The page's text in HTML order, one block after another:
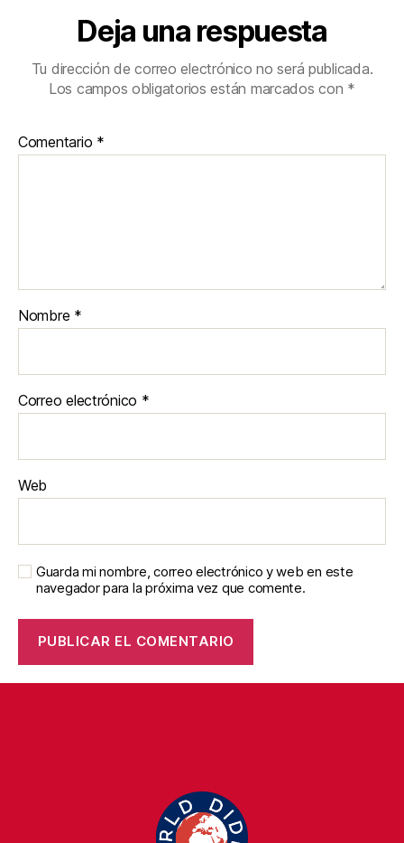
Deja una respuesta
Tu dirección de correo electrónico no será publicada.
Los campos obligatorios están marcados con *
Comentario *
Nombre *
Correo electrónico *
Web
Guarda mi nombre, correo electrónico y web en este
navegador para la próxima vez que comente.